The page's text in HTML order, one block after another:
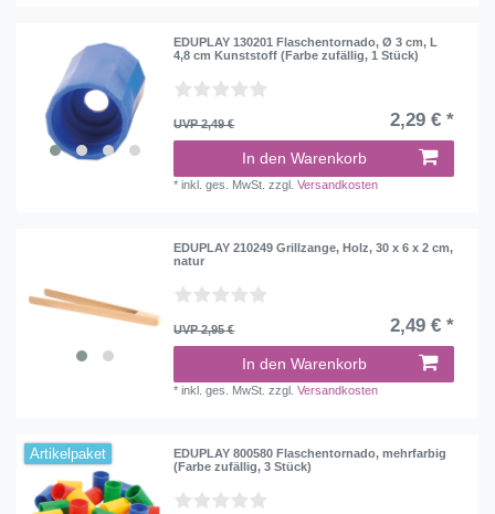
EDUPLAY 130201 Flaschentornado, Ø 3 cm, L
4,8 cm Kunststoff (Farbe zufällig, 1 Stück)
UVP 2,49 € 2,29 € *
In den Warenkorb
*inkl. ges. MwSt. zzgl.Versandkosten
EDUPLAY 210249 Grillzange, Holz, 30 x 6 x 2 cm,
natur
UVP 2,95 € 2,49 € *
In den Warenkorb
*inkl. ges. MwSt. zzgl.Versandkosten
Artikelpaket
EDUPLAY 800580 Flaschentornado, mehrfarbig
(Farbe zufällig, 3 Stück)